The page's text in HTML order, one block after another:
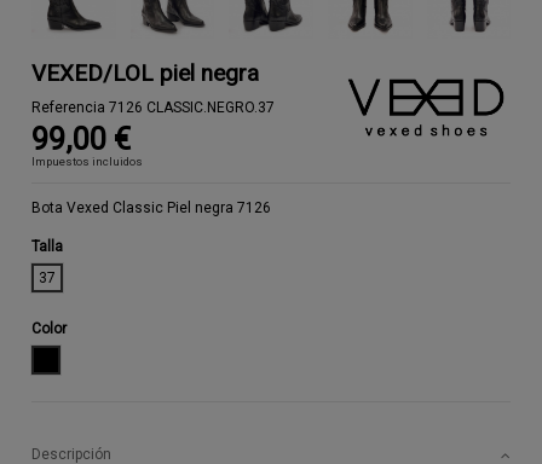
VEXED/LOL piel negra
Referencia 7126 CLASSIC.NEGRO.37
99,00 €
Impuestos incluidos
Bota Vexed Classic Piel negra 7126
Talla
37
Color
Descripción